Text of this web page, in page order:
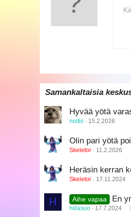
:
Samankaltaisia
Hyvää yötä
noitis 15.2.2026
Olin pari yötä
Skeletor 11.2.2026
Heräsin kerran
Skeletor 17.11.2024
H Aihe vapaa En
hillasuo 17.7.2024